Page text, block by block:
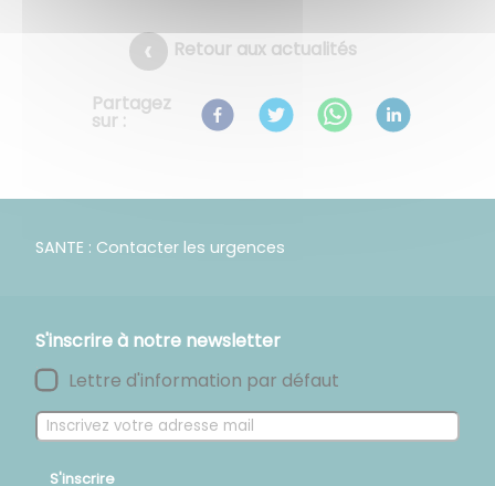
Retour aux actualités
Partagez
sur :
SANTE : Contacter les urgences
S'inscrire à notre newsletter
Lettre d'information par défaut
S'inscrire